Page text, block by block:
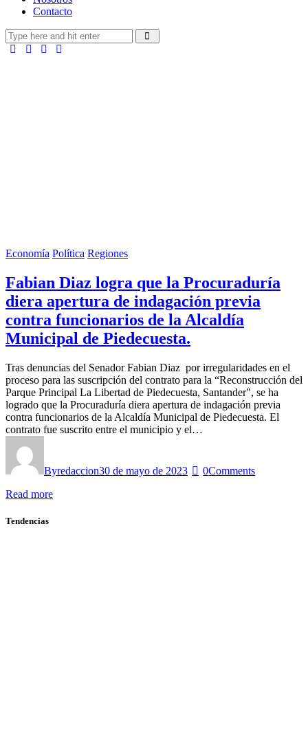
Contacto
Economía Política Regiones
Fabian Diaz logra que la Procuraduría
diera apertura de indagación previa
contra funcionarios de la Alcaldía
Municipal de Piedecuesta.
Tras denuncias del Senador Fabian Diaz por irregularidades en el
proceso para las suscripción del contrato para la “Reconstrucción del
Parque Principal La Libertad de Piedecuesta, Santander", se ha
logrado que la Procuraduría diera apertura de indagación previa
contra funcionarios de la Alcaldía Municipal de Piedecuesta. El
contrato fue suscrito entre el municipio y el…
Byredaccion30 de mayo de 2023 0Comments
Read more
Tendencias